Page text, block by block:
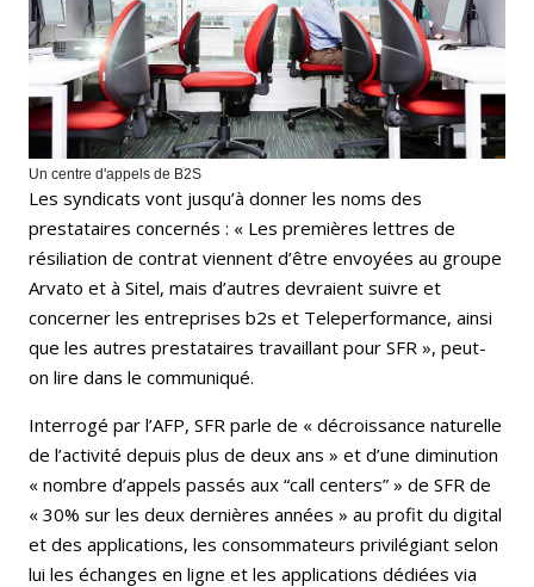
Un centre d'appels de B2S
Les syndicats vont jusqu’à donner les noms des
prestataires concernés : « Les premières lettres de
résiliation de contrat viennent d’être envoyées au groupe
Arvato et à Sitel, mais d’autres devraient suivre et
concerner les entreprises b2s et Teleperformance, ainsi
que les autres prestataires travaillant pour SFR », peut-
on lire dans le communiqué.
Interrogé par l’AFP, SFR parle de « décroissance naturelle
de l’activité depuis plus de deux ans » et d’une diminution
« nombre d’appels passés aux “call centers” » de SFR de
« 30% sur les deux dernières années » au profit du digital
et des applications, les consommateurs privilégiant selon
lui les échanges en ligne et les applications dédiées via